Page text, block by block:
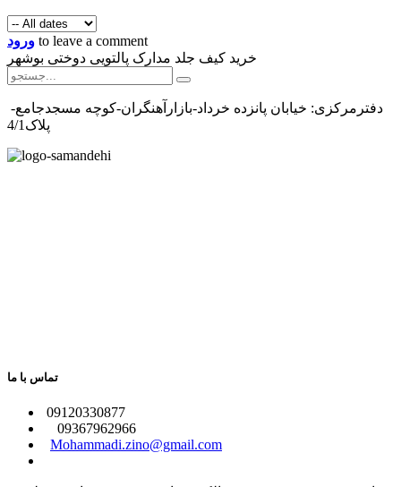
ورود to leave a comment
خرید کیف جلد مدارک پالتویی دوختی بوشهر
پلاک4/1
تماس با ما
​09120330877
09367962966
Mohammadi.zino@gmail.com